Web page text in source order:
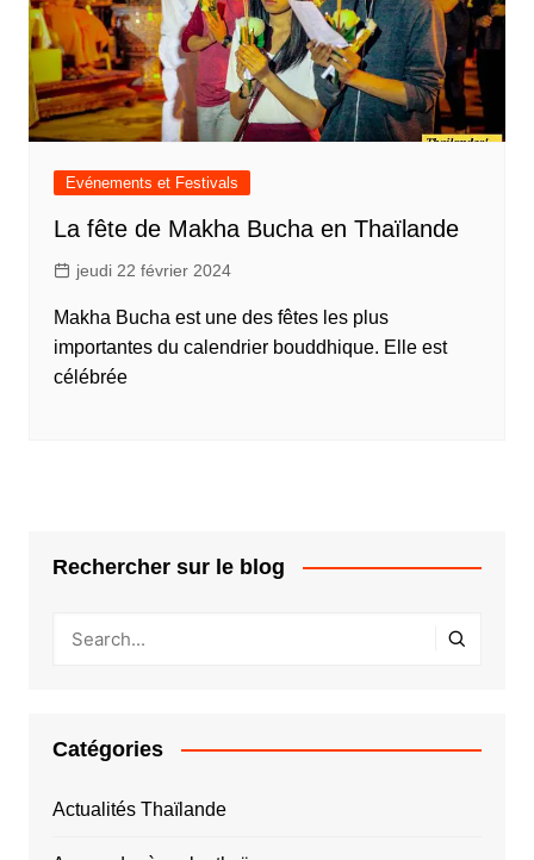
Evénements et Festivals
La fête de Makha Bucha en Thaïlande
jeudi 22 février 2024
Makha Bucha est une des fêtes les plus
importantes du calendrier bouddhique. Elle est
célébrée
Rechercher sur le blog
Catégories
Actualités Thaïlande